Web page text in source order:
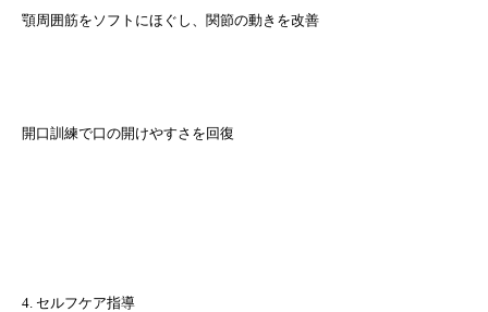
顎周囲筋をソフトにほぐし、関節の動きを改善
開口訓練で口の開けやすさを回復
4. セルフケア指導